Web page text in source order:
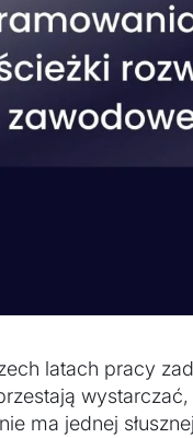
latach pracy
ma jednej